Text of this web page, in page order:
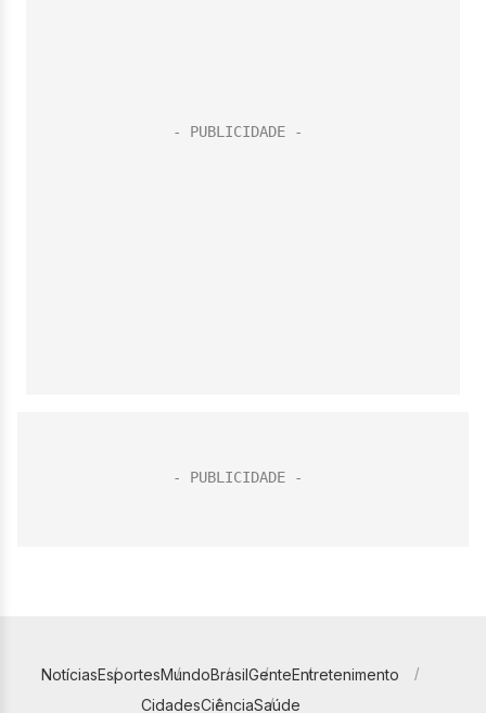
NotíciasEsportesMundoBrasilGenteEntretenimento
CidadesCiênciaSaúde